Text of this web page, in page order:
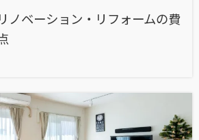
ノベーション・リフォームの費